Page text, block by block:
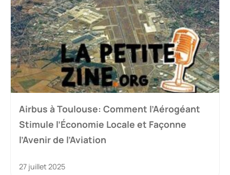
Airbus à Toulouse: Comment l’Aérogéant
Stimule l’Économie Locale et Façonne
l’Avenir de l’Aviation
27 juillet 2025